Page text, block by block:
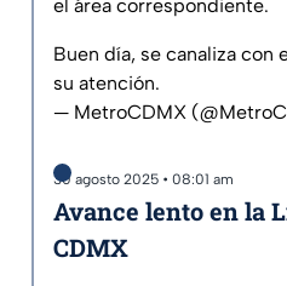
el área correspondiente.
Buen día, se canaliza con
su atención.
— MetroCDMX
30 agosto 2025 • 08:01 am
Avance lento en la
CDMX